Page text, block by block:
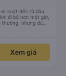
buýt đến từ đâu.
đi bộ hơn một giờ,
nhưng dù
tuyệt hơn nếu
Xem giá